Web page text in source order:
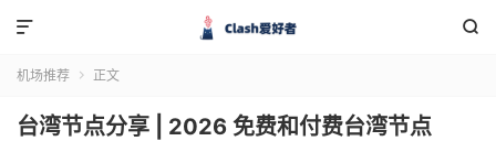


机场推荐  正文
台湾节点分享 | 2026 免费和付费台湾节点